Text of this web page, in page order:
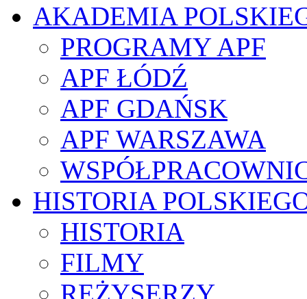
AKADEMIA
PROGRAMY APF
APF ŁÓDŹ
APF GDAŃSK
APF WARSZAWA
HISTORIA
HISTORIA
FILMY